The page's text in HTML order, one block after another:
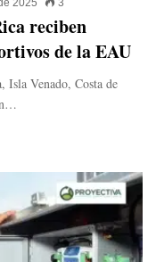
2025 3
reciben
de la EAU
Isla Venado, Costa de